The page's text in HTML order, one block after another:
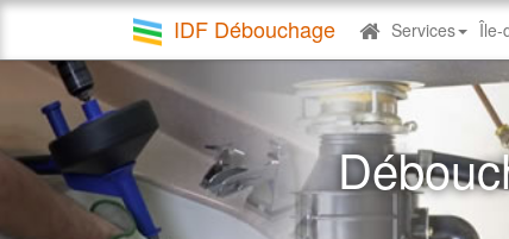
IDF Débouchage Debouchage
Services Île-